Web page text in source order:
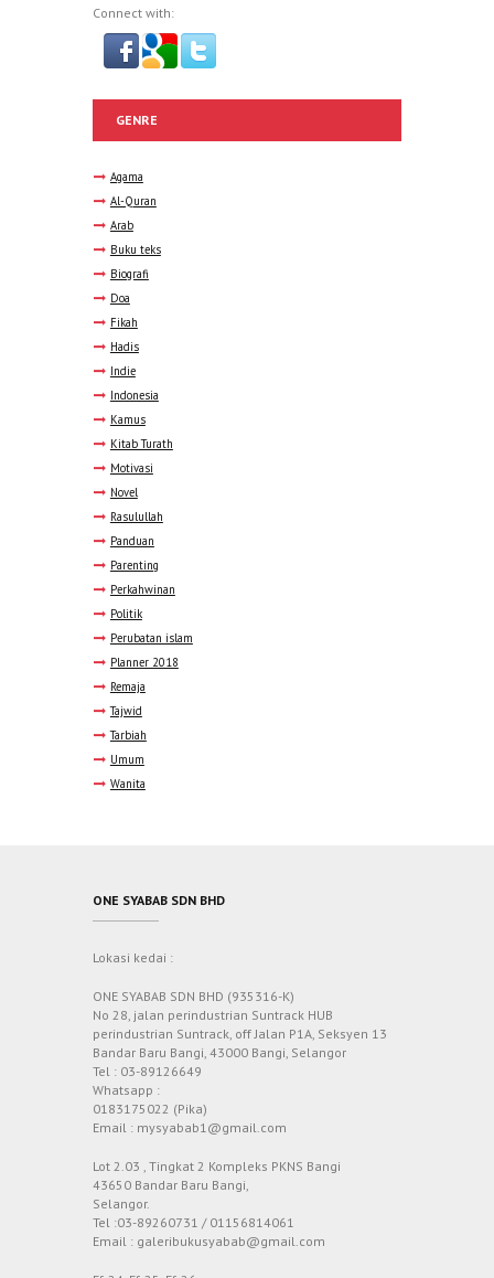
Connect with:
GENRE
Agama
Al-Quran
Arab
Buku teks
Biografi
Doa
Fikah
Hadis
Indie
Indonesia
Kamus
Kitab Turath
Motivasi
Novel
Rasulullah
Panduan
Parenting
Perkahwinan
Politik
Perubatan islam
Planner 2018
Remaja
Tajwid
Tarbiah
Umum
Wanita
ONE SYABAB SDN BHD
Lokasi kedai :
ONE SYABAB SDN BHD (935316-K)
No 28, jalan perindustrian Suntrack HUB
perindustrian Suntrack, off Jalan P1A, Seksyen 13
Bandar Baru Bangi, 43000 Bangi, Selangor
Tel : 03-89126649
Whatsapp :
0183175022 (Pika)
Email : mysyabab1@gmail.com
Lot 2.03 , Tingkat 2 Kompleks PKNS Bangi
43650 Bandar Baru Bangi,
Selangor.
Tel :03-89260731 / 01156814061
Email : galeribukusyabab@gmail.com